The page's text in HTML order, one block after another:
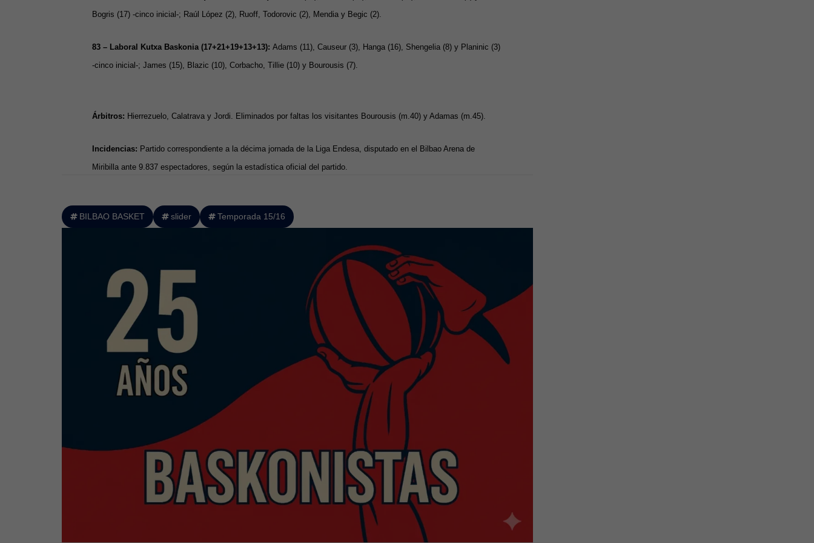
Bogris (17) -cinco inicial-; Raúl López (2), Ruoff, Todorovic (2), Mendia y Begic (2).
83 – Laboral Kutxa Baskonia (17+21+19+13+13): Adams (11), Causeur (3), Hanga (16), Shengelia (8) y Planinic (3)
-cinco inicial-; James (15), Blazic (10), Corbacho, Tillie (10) y Bourousis (7).
Árbitros: Hierrezuelo, Calatrava y Jordi. Eliminados por faltas los visitantes Bourousis (m.40) y Adamas (m.45).
Incidencias: Partido correspondiente a la décima jornada de la Liga Endesa, disputado en el Bilbao Arena de
Miribilla ante 9.837 espectadores, según la estadística oficial del partido.
BILBAO BASKET slider Temporada 15/16